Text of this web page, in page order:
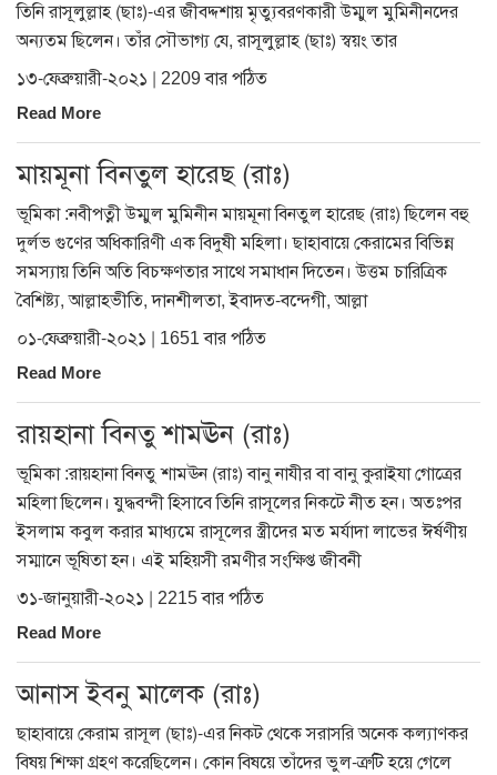
তিনি রাসূলুল্লাহ (ছাঃ)-এর জীবদ্দশায় মৃত্যুবরণকারী উম্মুল মুমিনীনদের
অন্যতম ছিলেন। তাঁর সৌভাগ্য যে, রাসূলুল্লাহ (ছাঃ) স্বয়ং তার
১৩-ফেব্রুয়ারী-২০২১ | 2209 বার পঠিত
Read More
মায়মূনা বিনতুল হারেছ (রাঃ)
ভূমিকা :নবীপত্নী উম্মুল মুমিনীন মায়মূনা বিনতুল হারেছ (রাঃ) ছিলেন বহু
দুর্লভ গুণের অধিকারিণী এক বিদুষী মহিলা। ছাহাবায়ে কেরামের বিভিন্ন
সমস্যায় তিনি অতি বিচক্ষণতার সাথে সমাধান দিতেন। উত্তম চারিত্রিক
বৈশিষ্ট্য, আল্লাহভীতি, দানশীলতা, ইবাদত-বন্দেগী, আল্লা
০১-ফেব্রুয়ারী-২০২১ | 1651 বার পঠিত
Read More
রায়হানা বিনতু শামঊন (রাঃ)
ভূমিকা :রায়হানা বিনতু শামঊন (রাঃ) বানু নাযীর বা বানু কুরাইযা গোত্রের
মহিলা ছিলেন। যুদ্ধবন্দী হিসাবে তিনি রাসূলের নিকটে নীত হন। অতঃপর
ইসলাম কবুল করার মাধ্যমে রাসূলের স্ত্রীদের মত মর্যাদা লাভের ঈর্ষণীয়
সম্মানে ভূষিতা হন। এই মহিয়সী রমণীর সংক্ষিপ্ত জীবনী
৩১-জানুয়ারী-২০২১ | 2215 বার পঠিত
Read More
আনাস ইবনু মালেক (রাঃ)
ছাহাবায়ে কেরাম রাসূল (ছাঃ)-এর নিকট থেকে সরাসরি অনেক কল্যাণকর
বিষয় শিক্ষা গ্রহণ করেছিলেন। কোন বিষয়ে তাঁদের ভুল-ত্রুটি হয়ে গেলে